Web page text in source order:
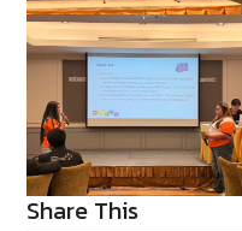
Share This